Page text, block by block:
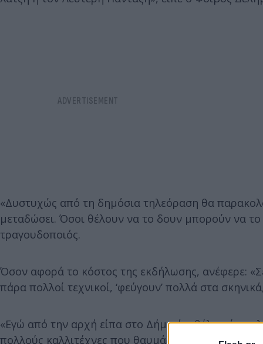
«Δυστυχώς από τη δημόσια τηλεόραση θα
μεταδώσει. Όσοι θέλουν να το δουν μπορούν να
τραγουδοποιός.
Όσον αφορά το κόστος της εκδήλωσης, ανέφερε:
πάρα πολλοί τεχνικοί, ‘φεύγουν’ πολλά στα
«Εγώ από την αρχή είπα στο Δήμο ότι θέλω μία
πολλούς καλλιτέχνες που θαυμάζω, δεν θέλω να